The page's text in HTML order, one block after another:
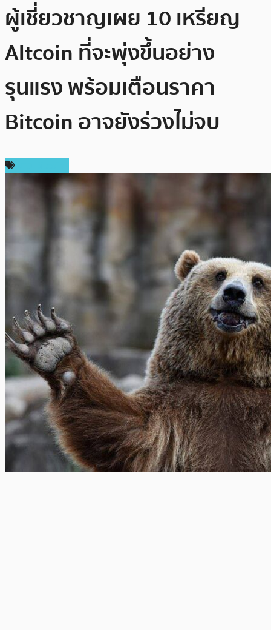
ผู้เชี่ยวชาญเผย 10 เหรียญ
Altcoin ที่จะพุ่งขึ้นอย่าง
รุนแรง พร้อมเตือนราคา
Bitcoin อาจยังร่วงไม่จบ